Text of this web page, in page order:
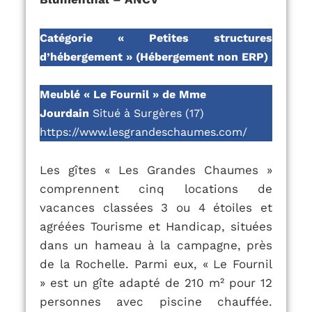
Catégorie « Petites structures
d’hébergement » (Hébergement non ERP)
Meublé « Le Fournil » de Mme
Jourdain Situé à Surgères (17)
https://www.lesgrandeschaumes.com/
Les gîtes « Les Grandes Chaumes »
comprennent cinq locations de
vacances classées 3 ou 4 étoiles et
agréées Tourisme et Handicap, situées
dans un hameau à la campagne, près
de la Rochelle. Parmi eux, « Le Fournil
» est un gîte adapté de 210 m² pour 12
personnes avec piscine chauffée.